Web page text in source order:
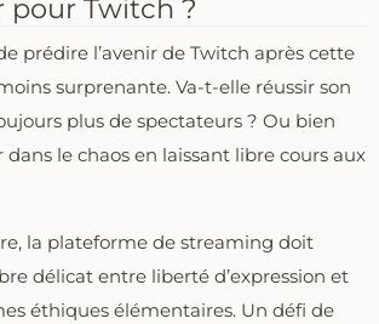
pour Twitch ?
prédire l’avenir de Twitch après cette
surprenante. Va-t-elle réussir son
plus de spectateurs ? Ou bien
le chaos en laissant libre cours aux
la plateforme de streaming doit
délicat entre liberté d’expression et
éthiques élémentaires. Un défi de